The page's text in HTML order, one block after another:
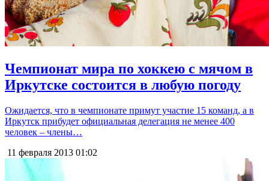
Чемпионат мира по хоккею с мячом в
Иркутске состоится в любую погоду
Ожидается, что в чемпионате примут участие 15 команд, а в
Иркутск прибудет официальная делегация не менее 400
человек – члены…
11 февраля 2013 01:02